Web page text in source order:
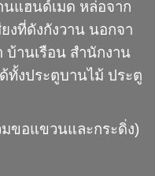
นแฮนด์เมด หล่อจาก
งที่ดังกังวาน นอกจา
บ้านเรือน สำนักงาน
ทั้งประตูบานไม้ ประตู
อแขวนและกระดิ่ง)